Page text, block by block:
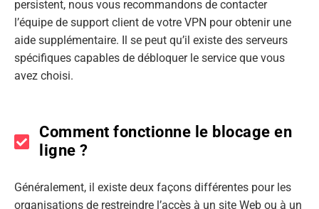
persistent, nous vous recommandons de contacter
l’équipe de support client de votre VPN pour obtenir une
aide supplémentaire. Il se peut qu’il existe des serveurs
spécifiques capables de débloquer le service que vous
avez choisi.
Comment fonctionne le blocage en
ligne ?
Généralement, il existe deux façons différentes pour les
organisations de restreindre l’accès à un site Web ou à un